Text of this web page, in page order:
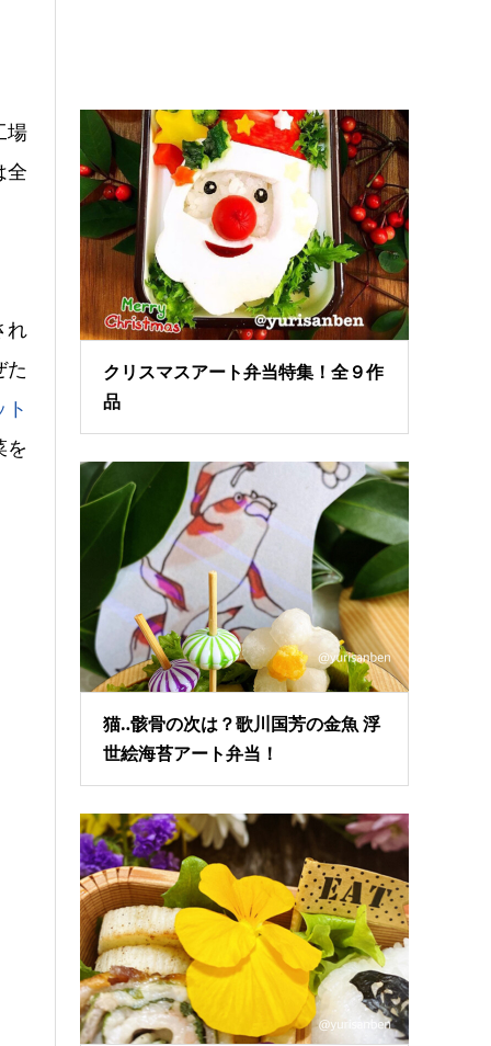
場
全
れ
た
ト
を
クリスマスアート弁当特集！全９作
品
猫‥骸骨の次は？歌川国芳の金魚 浮
世絵海苔アート弁当！